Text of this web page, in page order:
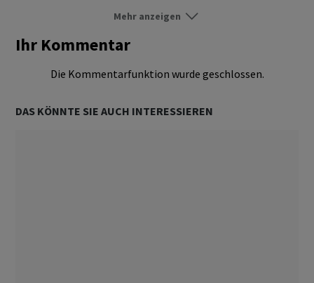
Mehr anzeigen
Ihr Kommentar
Die Kommentarfunktion wurde geschlossen.
DAS KÖNNTE SIE AUCH INTERESSIEREN